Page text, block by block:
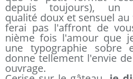
depuis toujours), un
qualité doux et sensuel
ferai pas l'affront de
nième fois l'amour que
une typographie sobre
donne tellement l'envie
ouvrage.